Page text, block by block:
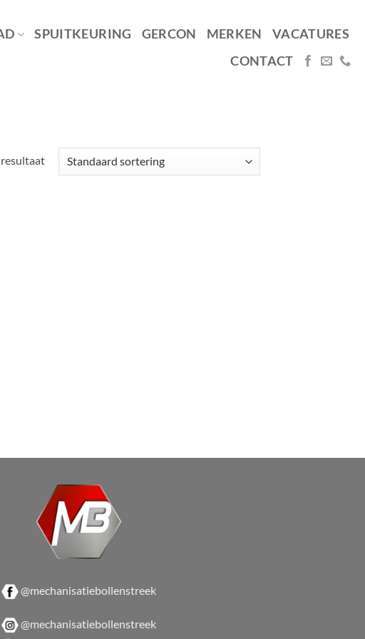
SPUITKEURING GERCON MERKEN
VACATURES
CONTACT
resultaat
@mechanisatiebollenstreek
@mechanisatiebollenstreek